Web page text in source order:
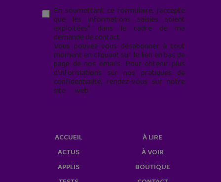
En soumettant ce formulaire, j’accepte
que les informations saisies soient
exploitées* dans le cadre de ma
demande de contact.
Vous pouvez vous désabonner à tout
moment en cliquant sur le lien en bas de
page de nos emails. Pour obtenir plus
d'informations sur nos pratiques de
confidentialité, rendez-vous sur notre
site web
ACCUEIL
ACTUS
APPLIS
À LIRE
À VOIR
BOUTIQUE